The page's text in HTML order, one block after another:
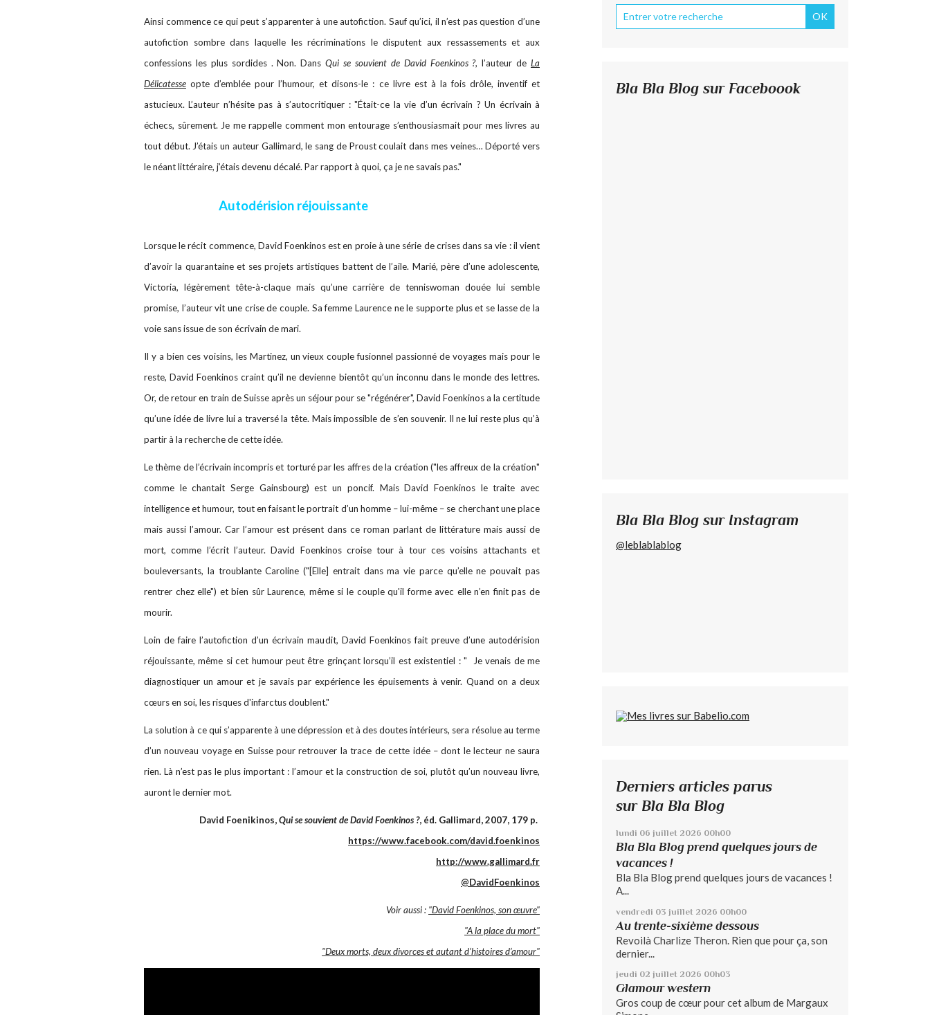
Ainsi commence ce qui peut s’apparenter à une autofiction. Sauf qu’ici, il n’est pas question d’une
autofiction sombre dans laquelle les récriminations le disputent aux ressassements et aux
confessions les plus sordides . Non. DansQui se souvient de David Foenkinos ?, l’auteur de La
Délicatesse opte d’emblée pour l’humour, et disons-le : ce livre est à la fois drôle, inventif et
astucieux. L’auteur n’hésite pas à s’autocritiquer : "Était-ce la vie d’un écrivain ? Un écrivain à
échecs, sûrement. Je me rappelle comment mon entourage s’enthousiasmait pour mes livres au
tout début. J’étais un auteur Gallimard, le sang de Proust coulait dans mes veines… Déporté vers
le néant littéraire, j’étais devenu décalé. Par rapport à quoi, ça je ne savais pas."
Autodérision réjouissante
Lorsque le récit commence, David Foenkinos est en proie à une série de crises dans sa vie : il vient
d’avoir la quarantaine et ses projets artistiques battent de l’aile. Marié, père d’une adolescente,
Victoria, légèrement tête-à-claque mais qu’une carrière de tenniswoman douée lui semble
promise, l’auteur vit une crise de couple. Sa femme Laurence ne le supporte plus et se lasse de la
voie sans issue de son écrivain de mari.
Il y a bien ces voisins, les Martinez, un vieux couple fusionnel passionné de voyages mais pour le
reste, David Foenkinos craint qu’il ne devienne bientôt qu’un inconnu dans le monde des lettres.
Or, de retour en train de Suisse après un séjour pour se "régénérer", David Foenkinos a la certitude
qu’une idée de livre lui a traversé la tête. Mais impossible de s’en souvenir. Il ne lui reste plus qu’à
partir à la recherche de cette idée.
Le thème de l’écrivain incompris et torturé par les affres de la création ("les affreux de la création"
comme le chantait Serge Gainsbourg) est un poncif. Mais David Foenkinos le traite avec
intelligence et humour, tout en faisant le portrait d’un homme – lui-même – se cherchant une place
mais aussi l’amour. Car l’amour est présent dans ce roman parlant de littérature mais aussi de
mort, comme l’écrit l’auteur. David Foenkinos croise tour à tour ces voisins attachants et
bouleversants, la troublante Caroline ("[Elle] entrait dans ma vie parce qu’elle ne pouvait pas
rentrer chez elle") et bien sûr Laurence, même si le couple qu'il forme avec elle n’en finit pas de
mourir.
Loin de faire l’autofiction d’un écrivain maudit, David Foenkinos fait preuve d’une autodérision
réjouissante, même si cet humour peut être grinçant lorsqu’il est existentiel : " Je venais de me
diagnostiquer un amour et je savais par expérience les épuisements à venir. Quand on a deux
cœurs en soi, les risques d'infarctus doublent."
La solution à ce qui s’apparente à une dépression et à des doutes intérieurs, sera résolue au terme
d’un nouveau voyage en Suisse pour retrouver la trace de cette idée – dont le lecteur ne saura
rien. Là n’est pas le plus important : l’amour et la construction de soi, plutôt qu’un nouveau livre,
auront le dernier mot.
David Foenikinos,Qui se souvient de David Foenkinos ?, éd. Gallimard, 2007, 179 p.
https://www.facebook.com/david.foenkinos
http://www.gallimard.fr
@DavidFoenkinos
Voir aussi : "David Foenkinos, son œuvre"
"A la place du mort"
"Deux morts, deux divorces et autant d’histoires d’amour"
Bla Bla Blog sur Faceboook
Bla Bla Blog sur Instagram
@leblablablog
Derniers articles parus
sur Bla Bla Blog
lundi 06 juillet 2026 00h00
Bla Bla Blog prend quelques jours de
vacances !
Bla Bla Blog prend quelques jours de vacances !
A...
vendredi 03 juillet 2026 00h00
Au trente-sixième dessous
Revoilà Charlize Theron. Rien que pour ça, son
dernier...
jeudi 02 juillet 2026 00h03
Glamour western
Gros coup de cœur pour cet album de Margaux